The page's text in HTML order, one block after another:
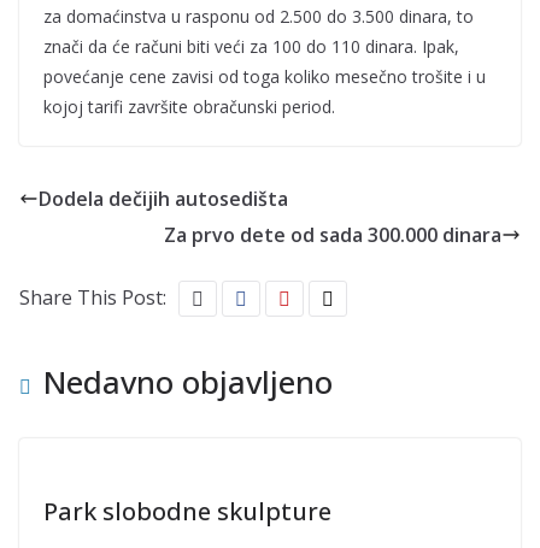
za domaćinstva u rasponu od 2.500 do 3.500 dinara, to
znači da će računi biti veći za 100 do 110 dinara. Ipak,
povećanje cene zavisi od toga koliko mesečno trošite i u
kojoj tarifi završite obračunski period.
Dodela dečijih autosedišta
Za prvo dete od sada 300.000 dinara
Share This Post:
Nedavno objavljeno
Park slobodne skulpture